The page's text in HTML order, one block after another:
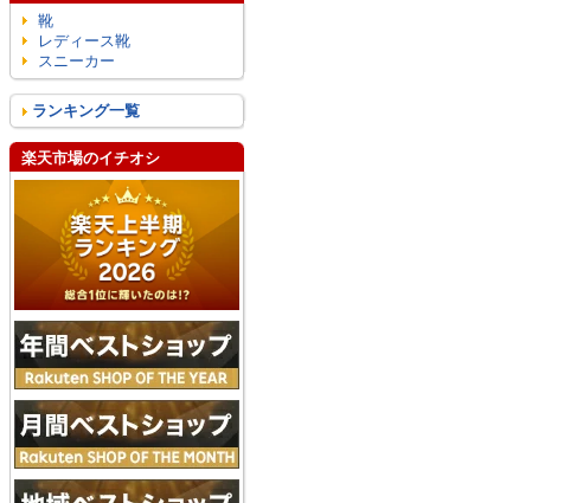
靴
レディース靴
スニーカー
ランキング一覧
楽天市場のイチオシ